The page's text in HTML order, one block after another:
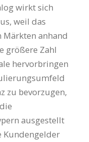
wirkt sich
weil das
Märkten anhand
größere Zahl
hervorbringen
zu bevorzugen,
ausgestellt
Kundengelder